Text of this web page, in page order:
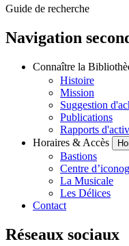
Guide de recherche
Navigation
Connaître la
Histoire
Mission
Suggestion
Publications
Rapports
Horaires & Accès
Bastions
Centre
La Musicale
Les Délices
Contact
Réseaux sociaux